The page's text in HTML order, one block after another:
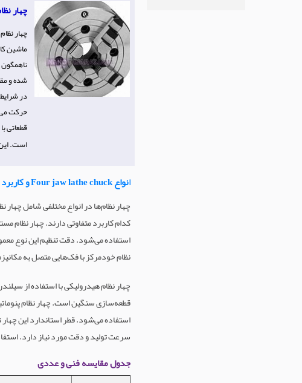
چهار
ماشین
شده و
در
حرکت می
قطعاتی
است.
انواع Four jaw lathe chuck و کاربرد هر کدام
چهار نظام‌ها در انواع مختلفی شامل
کدام کاربرد متفاوتی دارند. چهار نظام
نظام خودمرکز با فک‌هایی متصل به
قطعه‌سازی سنگین است. چهار نظام
سرعت تولید و دقت مورد نیاز دارد.
جدول مقایسه فنی و عددی